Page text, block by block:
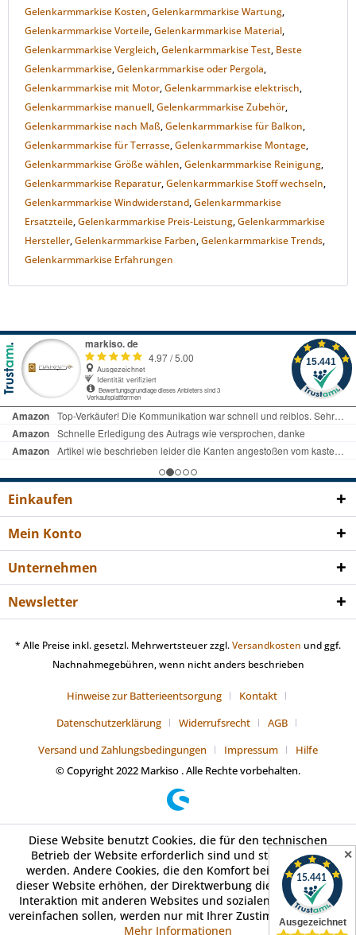
Gelenkarmmarkise Kosten,Gelenkarmmarkise Wartung,
Gelenkarmmarkise Vorteile,Gelenkarmmarkise Material,
Gelenkarmmarkise Vergleich,Gelenkarmmarkise Test, Beste
Gelenkarmmarkise,Gelenkarmmarkise oder Pergola,
Gelenkarmmarkise mit Motor,Gelenkarmmarkise elektrisch,
Gelenkarmmarkise manuell,Gelenkarmmarkise Zubehör,
Gelenkarmmarkise nach Maß,Gelenkarmmarkise für Balkon,
Gelenkarmmarkise für Terrasse,Gelenkarmmarkise Montage,
Gelenkarmmarkise Größe wählen,Gelenkarmmarkise Reinigung,
Gelenkarmmarkise Reparatur,Gelenkarmmarkise Stoff wechseln,
Gelenkarmmarkise Windwiderstand,Gelenkarmmarkise
Ersatzteile,Gelenkarmmarkise Preis-Leistung,Gelenkarmmarkise
Hersteller,Gelenkarmmarkise Farben,Gelenkarmmarkise Trends,
Gelenkarmmarkise Erfahrungen
✕
Einkaufen
Mein Konto
Unternehmen
Newsletter
* Alle Preise inkl. gesetzl. Mehrwertsteuer zzgl.Versandkosten und ggf.
Nachnahmegebühren, wenn nicht anders beschrieben
Hinweise zur Batterieentsorgung
Kontakt
Datenschutzerklärung
Widerrufsrecht
AGB
Versand und Zahlungsbedingungen
Impressum
Hilfe
© Copyright 2022 Markiso . Alle Rechte vorbehalten.
Diese Website benutzt Cookies, die für den technischen
Betrieb der Website erforderlich sind und stets gesetzt
werden. Andere Cookies, die den Komfort bei Benutzung
dieser Website erhöhen, der Direktwerbung dienen oder die
Interaktion mit anderen Websites und sozialen Netzwerken
vereinfachen sollen, werden nur mit Ihrer Zustimmung gesetzt.
Mehr Informationen